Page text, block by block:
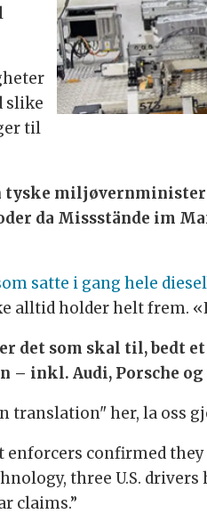
slike
til
tyske
da Missstände im
satte i gang hele
alltid holder helt frem.
det som skal til, bedt
– inkl. Audi, Porsche og
translation" her, la oss
enforcers confirmed
three U.S.
claims.”